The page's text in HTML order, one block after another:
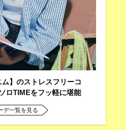
ム】のストレスフリーコ
ロTIMEをフッ軽に堪能
デ一覧を見る